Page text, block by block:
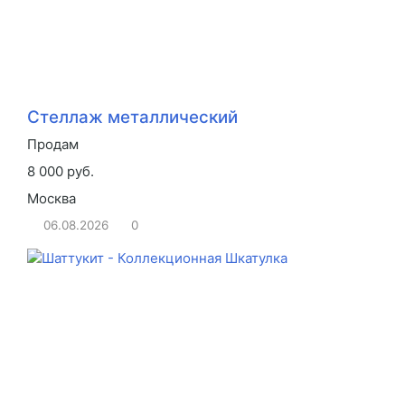
Стеллаж металлический
Продам
8 000 руб.
Москва
06.08.2026 0